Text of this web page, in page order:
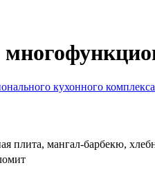
плита, мангал-барбекю,